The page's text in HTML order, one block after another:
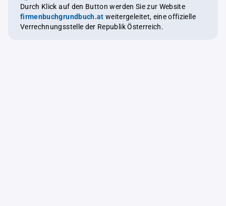
Durch Klick auf den Button werden Sie zur Website
firmenbuchgrundbuch.at weitergeleitet, eine offizielle
Verrechnungsstelle der Republik Österreich.